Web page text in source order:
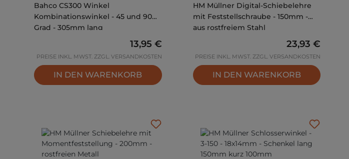
Bahco CS300 Winkel
Kombinationswinkel - 45 und 90
Grad - 305mm lang
Regulärer Preis:
13,95 €
PREISE INKL. MWST. ZZGL. VERSANDKOSTEN
IN DEN WARENKORB
HM Müllner Digital-Schiebelehre
mit Feststellschraube - 150mm -
aus rostfreiem Stahl
Regulärer
23,93 €
PREISE INKL. MWST. ZZGL. VERSANDKOSTEN
IN DEN WARENKORB